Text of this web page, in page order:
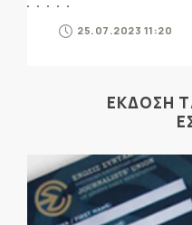
25.07.2023 11:20
ΕΚΔΟΣΗ